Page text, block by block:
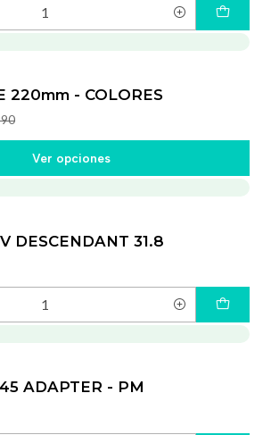
220mm - COLORES
Ver opciones
DESCENDANT 31.8
ADAPTER - PM